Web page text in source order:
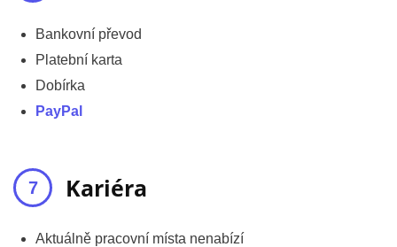
Bankovní převod
Platební karta
Dobírka
PayPal
Kariéra
Aktuálně pracovní místa nenabízí